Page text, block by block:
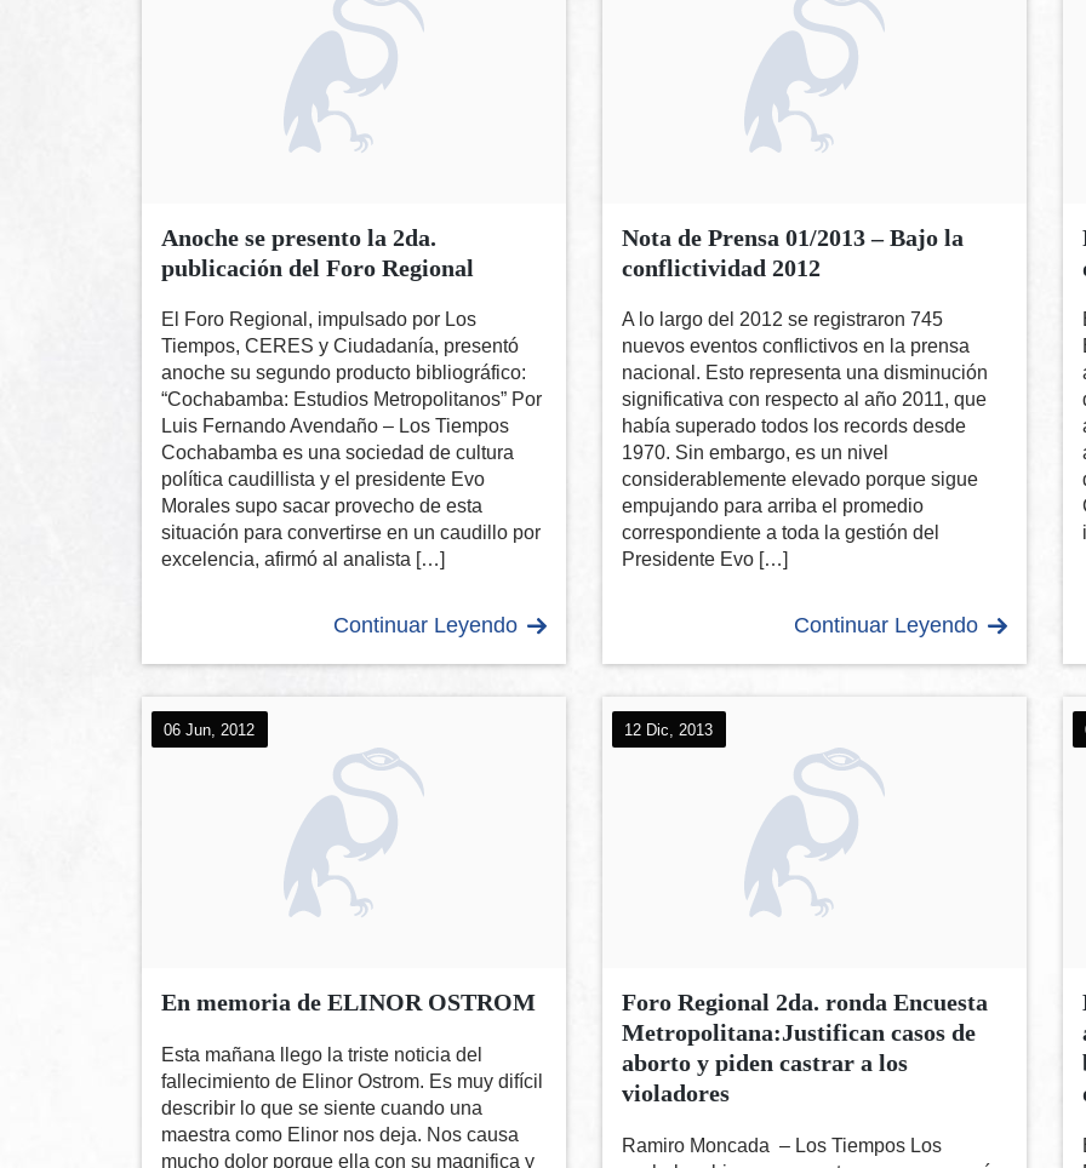
Anoche se presento la 2da.
publicación del Foro Regional
El Foro Regional, impulsado por Los
Tiempos, CERES y Ciudadanía, presentó
anoche su segundo producto bibliográfico:
“Cochabamba: Estudios Metropolitanos” Por
Luis Fernando Avendaño – Los Tiempos
Cochabamba es una sociedad de cultura
política caudillista y el presidente Evo
Morales supo sacar provecho de esta
situación para convertirse en un caudillo por
excelencia, afirmó al analista […]
Continuar Leyendo
Nota de Prensa 01/2013 – Bajo la
conflictividad 2012
A lo largo del 2012 se registraron 745
nuevos eventos conflictivos en la prensa
nacional. Esto representa una disminución
significativa con respecto al año 2011, que
había superado todos los records desde
1970. Sin embargo, es un nivel
considerablemente elevado porque sigue
empujando para arriba el promedio
correspondiente a toda la gestión del
Presidente Evo […]
Continuar Leyendo
06 Jun, 2012
En memoria de ELINOR OSTROM
Esta mañana llego la triste noticia del
fallecimiento de Elinor Ostrom. Es muy difícil
describir lo que se siente cuando una
maestra como Elinor nos deja. Nos causa
mucho dolor porque ella con su magnifica y
12 Dic, 2013
Foro Regional 2da. ronda Encuesta
Metropolitana:Justifican casos de
aborto y piden castrar a los
violadores
Ramiro Moncada – Los Tiempos Los